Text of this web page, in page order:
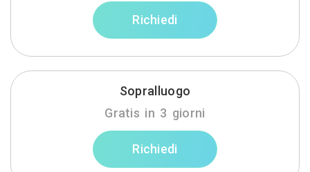
Richiedi
Sopralluogo
Gratis in 3 giorni
Richiedi